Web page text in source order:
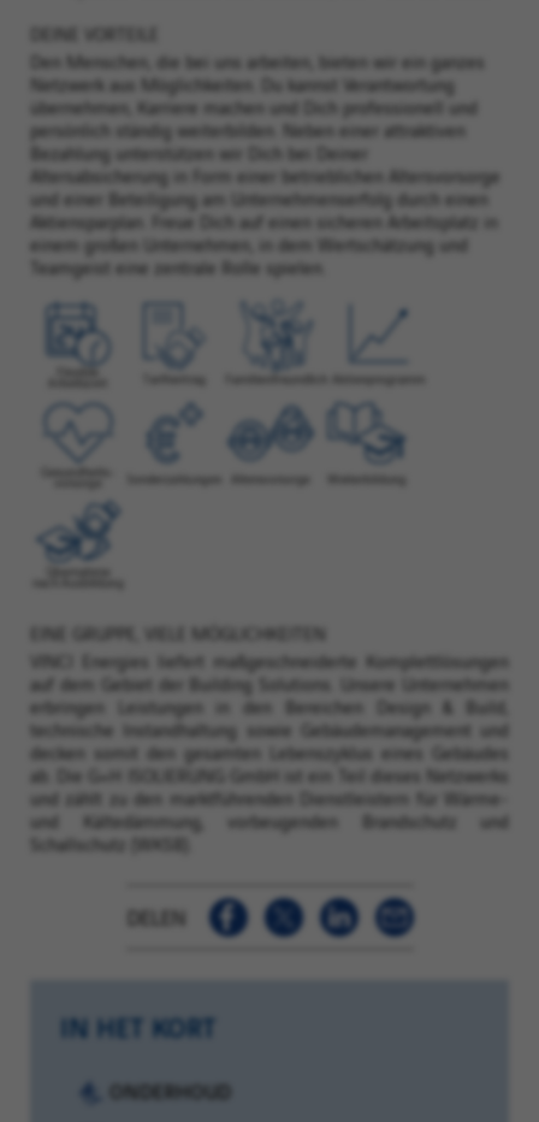
IN HET KORT
Categorie:
ONDERHOUD
DEINE VORTEILE
Den Menschen, die bei uns arbeiten, bieten wir ein ganzes
Netzwerk aus Möglichkeiten. Du kannst Verantwortung
übernehmen, Karriere machen und Dich professionell und
persönlich ständig weiterbilden. Neben einer attraktiven
Bezahlung unterstützen wir Dich bei Deiner
Altersabsicherung in Form einer betrieblichen Altersvorsorge
und einer Beteiligung am Unternehmenserfolg durch einen
Aktiensparplan. Freue Dich auf einen sicheren Arbeitsplatz in
einem großen Unternehmen, in dem Wertschätzung und
Teamgeist eine zentrale Rolle spielen.
EINE GRUPPE, VIELE MÖGLICHKEITEN
VINCI Energies liefert maßgeschneiderte Komplettlösungen
auf dem Gebiet der Building Solutions. Unsere Unternehmen
erbringen Leistungen in den Bereichen Design & Build,
technische Instandhaltung sowie Gebäudemanagement und
decken somit den gesamten Lebenszyklus eines Gebäudes
ab. Die G+H ISOLIERUNG GmbH ist ein Teil dieses Netzwerks
und zählt zu den marktführenden Dienstleistern für Wärme-
und Kältedämmung, vorbeugenden Brandschutz und
Schallschutz (WKSB).
DELEN